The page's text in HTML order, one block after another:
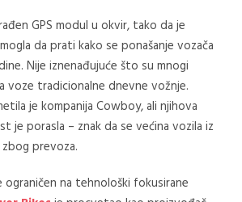
GPS modul u okvir, tako da je
da prati kako se ponašanje vozača
Nije iznenađujuće što su mnogi
voze tradicionalne dnevne vožnje.
je kompanija Cowboy, ali njihova
je porasla – znak da se većina vozila iz
prevoza.
ograničen na tehnološki fokusirane